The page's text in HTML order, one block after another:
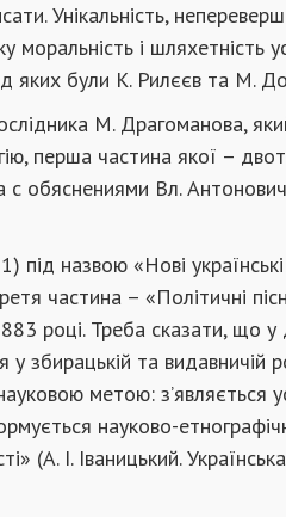
Унікальність,
моральність і шляхетність
яких були К. Рилєєв та М.
М. Драгоманова,
перша частина якої –
с обяснениями Вл.
під назвою «Нові українські
частина – «Політичні
році. Треба сказати, що у
у збирацькій та видавничій
метою: з’являється
науково-
(А. І. Іваницький.